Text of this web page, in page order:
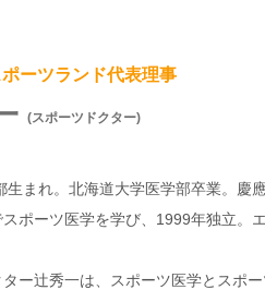
ーツランド代表理事
(スポーツドクター)
生まれ。北海道大学医学部卒業。慶
ポーツ医学を学び、1999年独立。
ター辻秀一は、スポーツ医学とスポ